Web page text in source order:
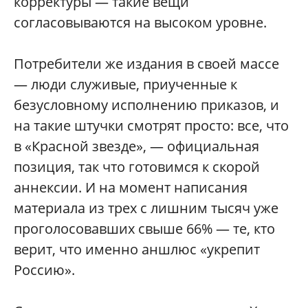
согласовываются на высоком уровне.
Потребители же издания в своей массе
— люди служивые, приученные к
безусловному исполнению приказов, и
на такие штучки смотрят просто: все, что
в «Красной звезде», — официальная
позиция, так что готовимся к скорой
аннексии. И на момент написания
материала из трех с лишним тысяч уже
проголосовавших свыше 66% — те, кто
верит, что именно аншлюс «укрепит
Россию».